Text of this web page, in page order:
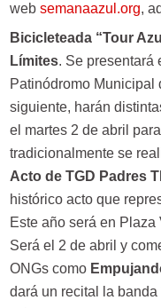
web semanaazul.org,
Bicicleteada “Tour
Límites. Se presentará
Patinódromo Municipal
siguiente, harán
el martes 2 de abril
tradicionalmente se
Acto de TGD Padres
histórico acto que
Este año será en
Será el 2 de abril y
ONGs como
dará un recital la banda